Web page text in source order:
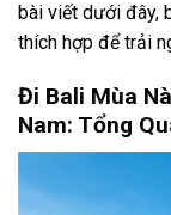
bài viết dưới đây,
thích hợp để trải
Đi Bali Mùa
Nam: Tổng